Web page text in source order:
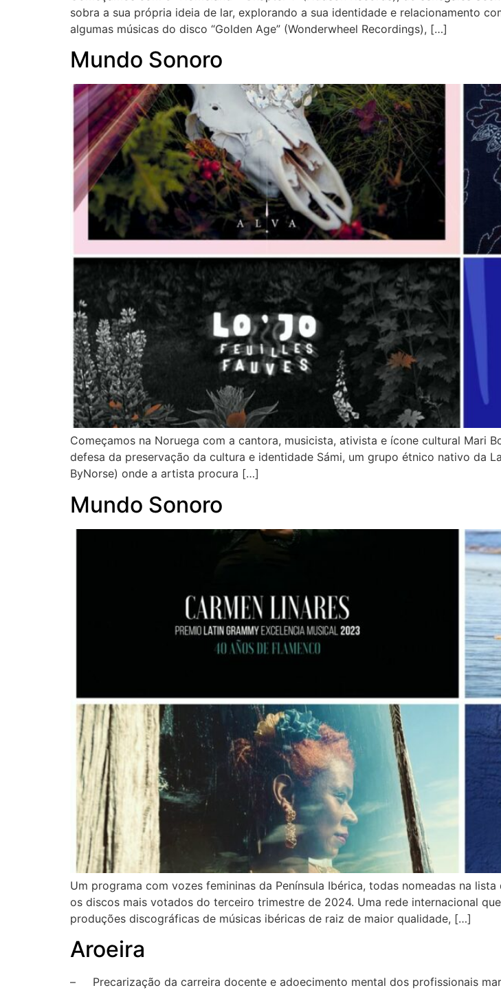
sobra a sua própria ideia de lar, explorando a sua identidade e relacionamento
algumas músicas do disco “Golden Age” (Wonderwheel Recordings), […]
Mundo Sonoro
Começamos na Noruega com a cantora, musicista, ativista e ícone cultural Mari
defesa da preservação da cultura e identidade Sámi, um grupo étnico nativo da
ByNorse) onde a artista procura […]
Mundo Sonoro
Um programa com vozes femininas da Península Ibérica, todas nomeadas na
os discos mais votados do terceiro trimestre de 2024. Uma rede internacional
produções discográficas de músicas ibéricas de raiz de maior qualidade, […]
Aroeira
– Precarização da carreira docente e adoecimento mental dos profissionais